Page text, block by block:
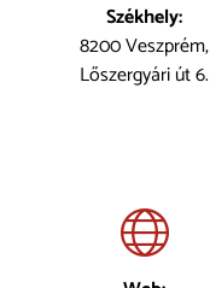
Székhely:
8200 Veszprém,
Lőszergyári út 6.